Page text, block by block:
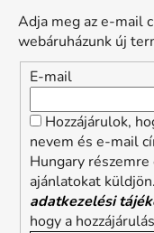
Adja meg az e-mail
webáruházunk új
E-mail
Hozzájárulok,
nevem és e-mail
Hungary
ajánlatokat
adatkezelési
hogy a